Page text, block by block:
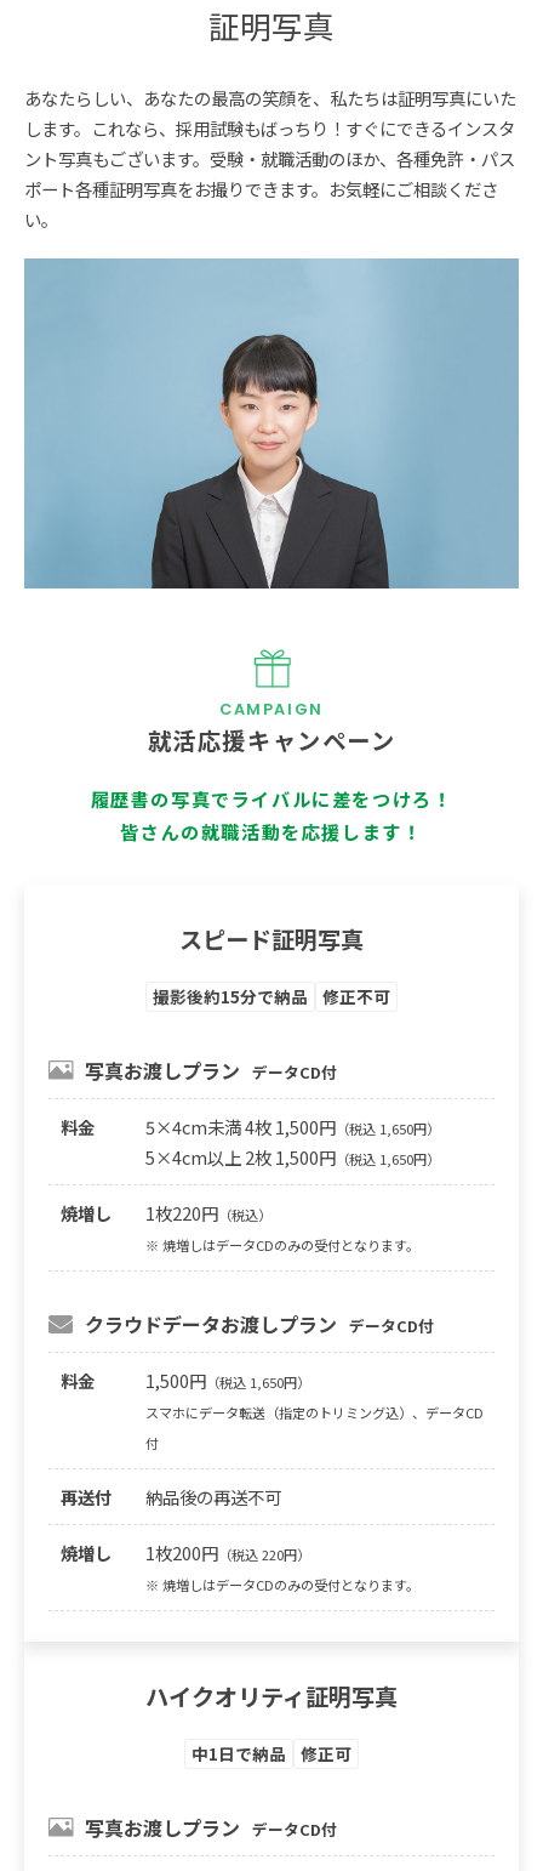
証明写真
あなたらしい、あなたの最高の笑顔を、私たちは証明写真にいた
します。 これなら、採用試験もばっちり！ すぐにできるインスタ
ント写真もございます。 受験・就職活動のほか、各種免許・パス
ポート各種証明写真をお撮りできます。 お気軽にご相談くださ
い。
就活応援キャンペーン
履歴書の写真でライバルに差をつけろ！
皆さんの就職活動を応援します！
スピード証明写真
撮影後約15分で納品 修正不可
写真お渡しプラン データCD付
料金 5×4cm未満 4枚 1,500円 （税込 1,650円）
5×4cm以上 2枚 1,500円 （税込 1,650円）
焼増し 1枚220円 （税込）
※ 焼増しはデータCDのみの受付となります。
クラウドデータお渡しプラン データCD付
料金 1,500円 （税込 1,650円）
スマホにデータ転送（指定のトリミング込）、データCD
付
再送付 納品後の再送不可
焼増し 1枚200円 （税込 220円）
※ 焼増しはデータCDのみの受付となります。
ハイクオリティ証明写真
中1日で納品 修正可
写真お渡しプラン データCD付